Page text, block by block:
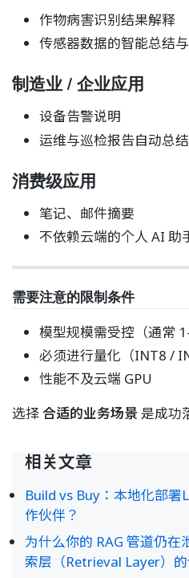
作物病害识别结果解释
传感器数据的智能总结
制造业 / 企业应用
设备告警说明
运维与巡检报告自动总结
消费级应用
笔记、邮件摘要
不依赖云端的个人 AI 助
需要注意的限制条件
模型规模需受控（通常
必须进行量化（INT8 /
性能不及云端 GPU
选择合适的业务场景是成功
相关文章
Build vs Buy：本地化部
作伙伴？
为什么你的 RAG 管道仍
索层（Retrieval Layer）